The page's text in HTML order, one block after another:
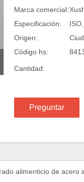
Marca comercial:
Especificación:
Origen:
Código hs:
Cantidad:
Preguntar
alimenticio de acero